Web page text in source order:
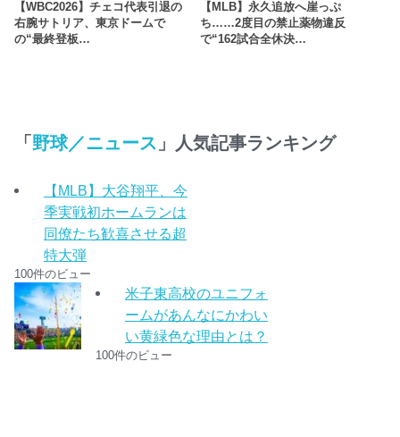
【WBC2026】チェコ代表引退の
右腕サトリア、東京ドームで
の“最終登板…
【MLB】永久追放へ崖っぷ
ち……2度目の禁止薬物違反
で“162試合全休決…
「 野球／ニュース 」人気記事ランキング
【MLB】大谷翔平、今
季実戦初ホームランは
同僚たち歓喜させる超
特大弾
100件のビュー
米子東高校のユニフォ
ームがあんなにかわい
い黄緑色な理由とは？
100件のビュー